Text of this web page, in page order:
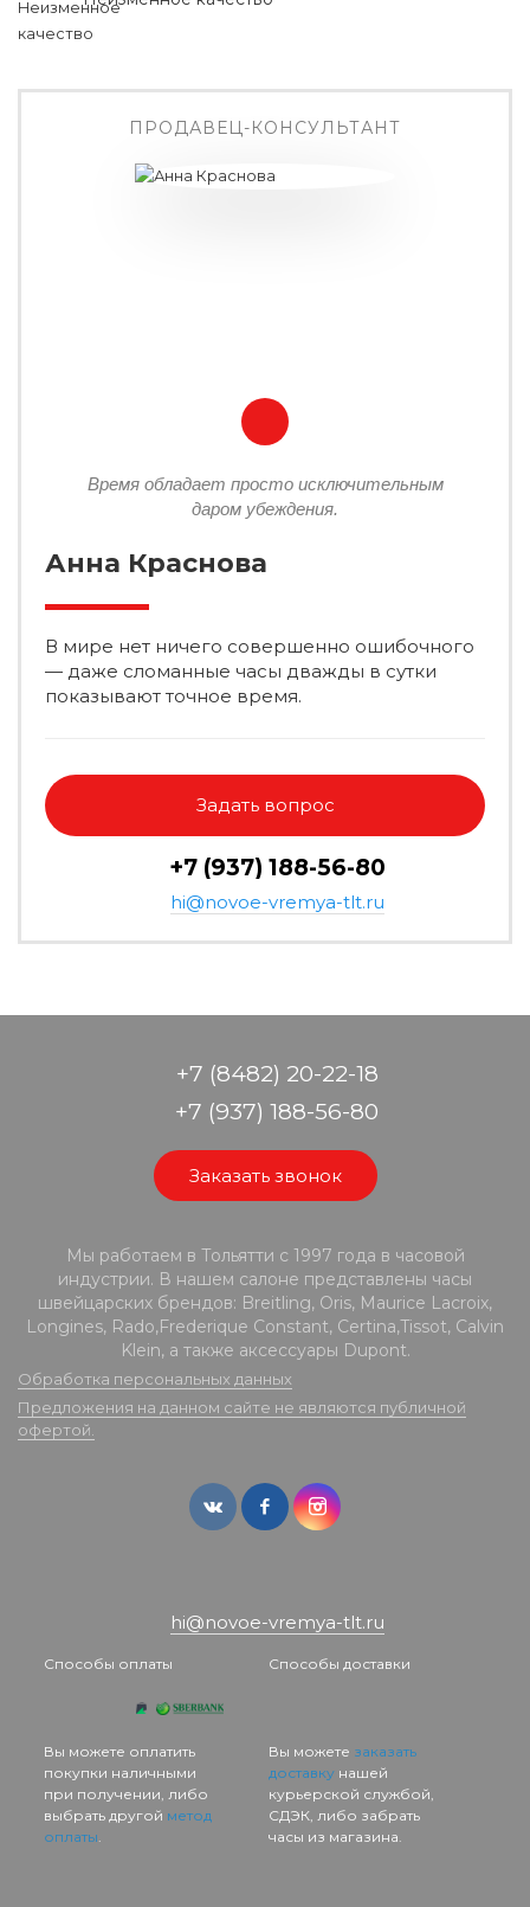
ПРОДАВЕЦ-КОНСУЛЬТАНТ
Время обладает просто исключительным
даром убеждения.
Анна Краснова
В мире нет ничего совершенно ошибочного
— даже сломанные часы дважды в сутки
показывают точное время.
Задать вопрос
+7 (937) 188-56-80
hi@novoe-vremya-tlt.ru
+7 (8482) 20-22-18
+7 (937) 188-56-80
Заказать звонок
Мы работаем в Тольятти с 1997 года в часовой
индустрии. В нашем салоне представлены часы
швейцарских брендов: Breitling, Oris, Maurice Lacroix,
Longines, Rado,Frederique Constant, Certina,Tissot, Calvin
Klein, а также аксессуары Dupont.
Обработка персональных данных
Предложения на данном сайте не являются публичной
офертой.
hi@novoe-vremya-tlt.ru
Способы оплаты
Вы можете оплатить
покупки наличными
при получении, либо
выбрать другой метод
оплаты.
Способы доставки
Вы можете заказать
доставкунашей
курьерской службой,
СДЭК, либо забрать
часы из магазина.